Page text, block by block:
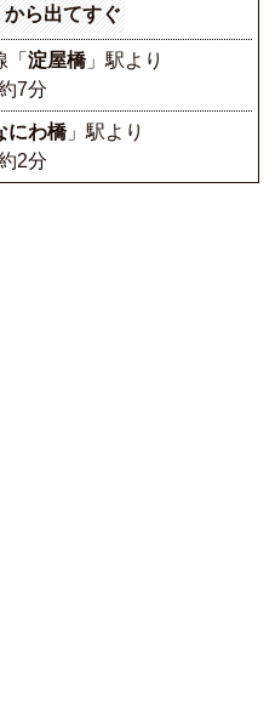
から出てすぐ
「 淀屋橋」駅より
7分
にわ橋」駅より
2分